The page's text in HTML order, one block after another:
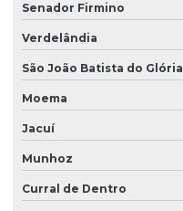
Senador Firmino
Verdelândia
São João Batista do Glória
Moema
Jacuí
Munhoz
Curral de Dentro